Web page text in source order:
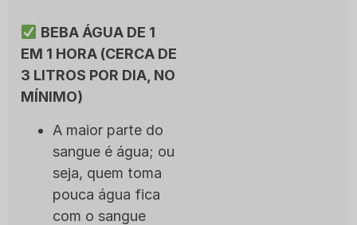
BEBA ÁGUA DE 1
EM 1 HORA (CERCA DE
3 LITROS POR DIA, NO
MÍNIMO)
A maior parte do
sangue é água; ou
seja, quem toma
pouca água fica
com o sangue